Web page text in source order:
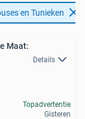
en Tunieken
Maat:
Details
Topadvertentie
Gisteren